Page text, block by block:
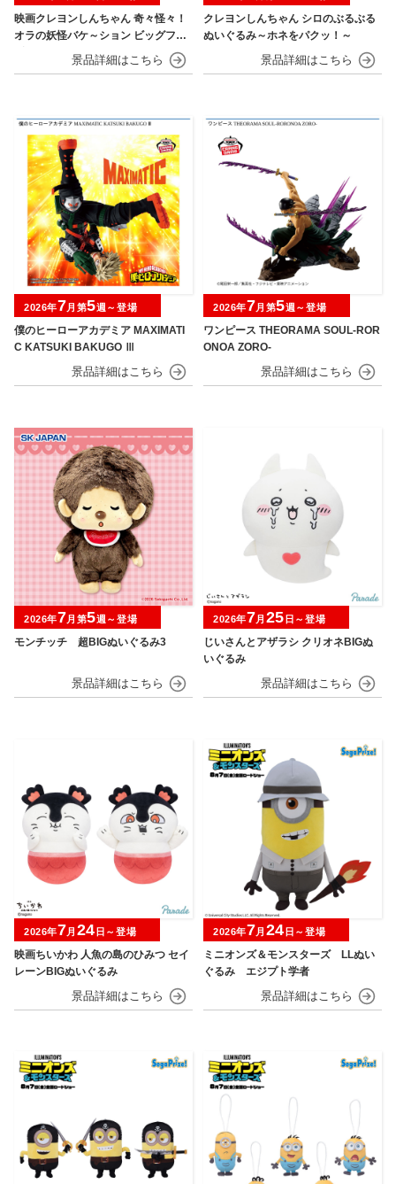
映画クレヨンしんちゃん 奇々怪々！
オラの妖怪バケ～ション ビッグフィ
ギュア～野原しんのすけ～
クレヨンしんちゃん シロのぶるぶる
ぬいぐるみ～ホネをパクッ！～
僕のヒーローアカデミア MAXIMATI
C KATSUKI BAKUGO Ⅲ
2026年7月第5週～登場
ワンピース THEORAMA SOUL-ROR
ONOA ZORO-
2026年7月第5週～登場
モンチッチ 超BIGぬいぐるみ3
2026年7月第5週～登場
じいさんとアザラシ クリオネBIGぬ
いぐるみ
2026年7月 25 日～登場
映画ちいかわ 人魚の島のひみつ セイ
レーンBIGぬいぐるみ
2026年7月 24 日～登場
ミニオンズ＆モンスターズ LLぬい
ぐるみ エジプト学者
2026年7月 24 日～登場